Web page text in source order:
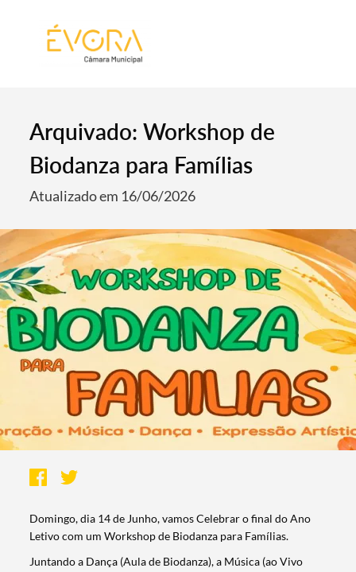
Arquivado: Workshop de
Biodanza para Famílias
Atualizado em 16/06/2026
Domingo, dia 14 de Junho, vamos Celebrar o final do Ano
Letivo com um Workshop de Biodanza para Famílias.
Juntando a Dança (Aula de Biodanza), a Música (ao Vivo